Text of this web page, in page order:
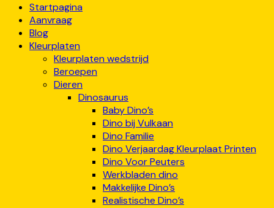
Startpagina
Aanvraag
Blog
Kleurplaten
Kleurplaten wedstrijd
Beroepen
Dieren
Dinosaurus
Baby Dino’s
Dino bij Vulkaan
Dino Familie
Dino Verjaardag Kleurplaat Printen
Dino Voor Peuters
Werkbladen dino
Makkelijke Dino’s
Realistische Dino’s